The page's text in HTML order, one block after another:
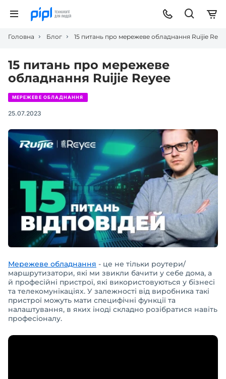
Головна Блог 15 питань про мережеве обладнання Ruijie
15 питань про мережеве
обладнання Ruijie Reyee
МЕРЕЖЕВЕ ОБЛАДНАННЯ
25.07.2023
Мережеве обладнання - це не тільки роутери/
маршрутизатори, які ми звикли бачити у себе дома, а
й професійні пристрої, які використовуються у бізнесі
та телекомунікаціях. У залежності від виробника такі
пристрої можуть мати специфічні функції та
налаштування, в яких іноді складно розібратися навіть
професіоналу.